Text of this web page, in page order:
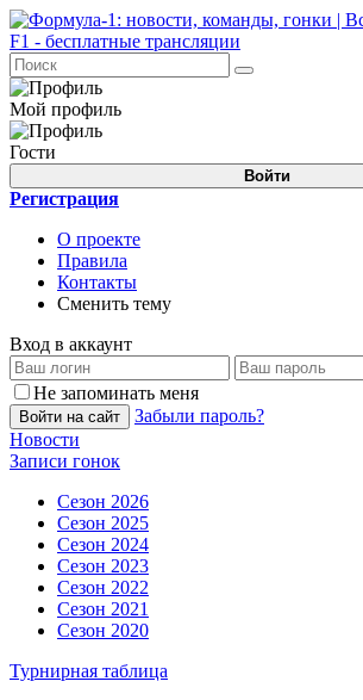
Мой профиль
Гости
Войти
Регистрация
О проекте
Правила
Контакты
Сменить тему
Вход в аккаунт
Не запоминать меня
Войти на сайт
Забыли пароль?
Новости
Записи гонок
Сезон 2026
Сезон 2025
Сезон 2024
Сезон 2023
Сезон 2022
Сезон 2021
Сезон 2020
Турнирная таблица